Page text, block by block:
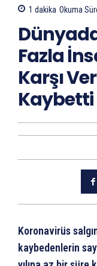
1 dakika Okuma
Fazla
Karşı
Kaybetti
Koronavirüs
kaybedenlerin